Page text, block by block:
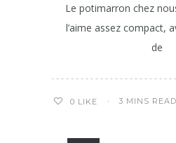
Le potimarron chez
l’aime assez compact,
de
0 LIKE 3 MINS READ